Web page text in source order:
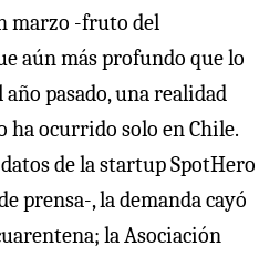
marzo -fruto del
aún más profundo que lo
pasado, una realidad
ha ocurrido solo en Chile.
de la startup SpotHero
prensa-, la demanda cayó
la Asociación